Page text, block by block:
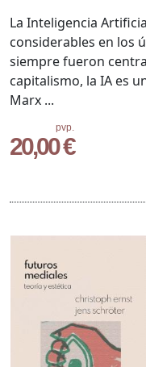
pvp.
20,00 €
La Inteligencia
considerables en los
siempre fueron
capitalismo, la IA es
Marx ...